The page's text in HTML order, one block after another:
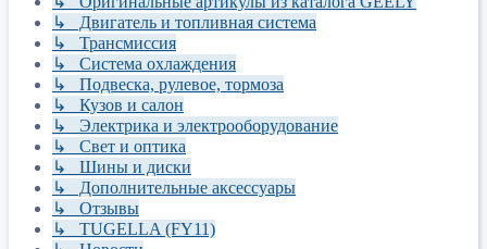
↳ Двигатель и топливная система
↳ Трансмиссия
↳ Система охлаждения
↳ Подвеска, рулевое, тормоза
↳ Кузов и салон
↳ Электрика и электрооборудование
↳ Свет и оптика
↳ Шины и диски
↳ Дополнительные аксессуары
↳ Отзывы
↳ TUGELLA (FY11)